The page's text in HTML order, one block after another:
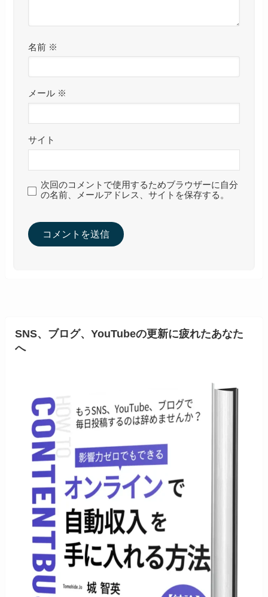
名前 ※
メール ※
サイト
次回のコメントで使用するためブラウザーに自分
の名前、メールアドレス、サイトを保存する。
SNS、ブログ、YouTubeの更新に疲れたあなた
へ